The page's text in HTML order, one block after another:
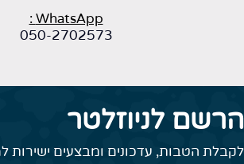
WhatsApp :
050-2702573
לניוזלטר
הטבות, עדכונים ומבצעים ישירות